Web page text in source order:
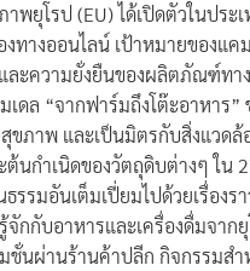
พยุโรป (EU) ได้เปิดตัวในปร
ทางออนไลน์ เป้าหมายของ
ะความยั่งยืนของผลิตภัณฑ์ทา
เดล “จากฟาร์มถึงโต๊ะอาหาร
ภาพ และเป็นมิตรกับสิ่งแวด
นกำเนิดของวัตถุดิบต่างๆ ใ
รรมอันเต็มเปี่ยมไปด้วยเรื่อ
รู้จักกับอาหารและเครื่องดื่มจ
ชั่นผ่านร้านค้าปลีก กิจกรรมสำ